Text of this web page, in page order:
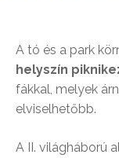
A tó és a park
helyszín
fákkal, melyek
elviselhetőbb.
A II. világháború